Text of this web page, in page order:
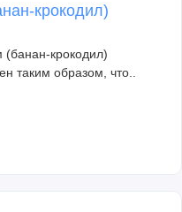
крокодил)
крокодил)
таким образом, что..